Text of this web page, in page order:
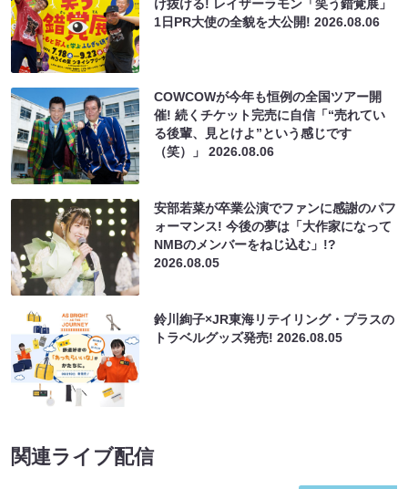
け抜ける! レイザーラモン「笑う錯覚展」
1日PR大使の全貌を大公開!2026.08.06
COWCOWが今年も恒例の全国ツアー開
催! 続くチケット完売に自信「“売れてい
る後輩、見とけよ”という感じです
（笑）」2026.08.06
安部若菜が卒業公演でファンに感謝のパフ
ォーマンス! 今後の夢は「大作家になって
NMBのメンバーをねじ込む」!?
2026.08.05
鈴川絢子×JR東海リテイリング・プラスの
トラベルグッズ発売!2026.08.05
関連ライブ配信